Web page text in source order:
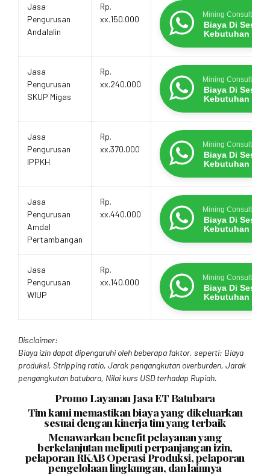
Jasa
Pengurusan
Andalalin
Rp.
xx.150.000
Mining Consultants
Biaya Di
Kebutuhan
Jasa
Pengurusan
SKUP Migas
Rp.
xx.240.000
Mining Consultants
Biaya Di
Kebutuhan
Jasa
Pengurusan
IPPKH
Rp.
xx.370.000
Mining Consultants
Biaya Di
Kebutuhan
Jasa
Pengurusan
Amdal
Pertambangan
Rp.
xx.440.000
Mining Consultants
Biaya Di
Kebutuhan
Jasa
Pengurusan
WIUP
Rp.
xx.140.000
Mining Consultants
Biaya Di
Kebutuhan
Disclaimer:
Biaya izin dapat dipengaruhi oleh beberapa faktor, seperti: Biaya
produksi, Stripping ratio, Jarak pengangkutan overburden, Jarak
pengangkutan batubara, Nilai kurs USD terhadap Rupiah.
Promo Layanan Jasa ET Batubara
Tim kami memastikan biaya yang dikeluarkan
sesuai dengan kinerja tim yang terbaik
Menawarkan benefit pelayanan yang
berkelanjutan meliputi perpanjangan izin,
pelaporan RKAB Operasi Produksi, pelaporan
pengelolaan lingkungan, dan lainnya